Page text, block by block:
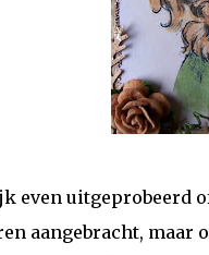
even uitgeprobeerd
aangebracht, maar